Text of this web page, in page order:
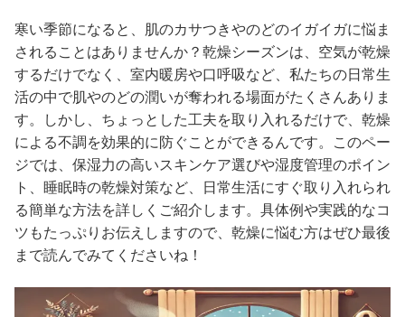
寒い季節になると、肌のカサつきやのどのイガイガに悩ま
されることはありませんか？乾燥シーズンは、空気が乾燥
するだけでなく、室内暖房や口呼吸など、私たちの日常生
活の中で肌やのどの潤いが奪われる場面がたくさんありま
す。しかし、ちょっとした工夫を取り入れるだけで、乾燥
による不調を効果的に防ぐことができるんです。このペー
ジでは、保湿力の高いスキンケア選びや湿度管理のポイン
ト、睡眠時の乾燥対策など、日常生活にすぐ取り入れられ
る簡単な方法を詳しくご紹介します。具体例や実践的なコ
ツもたっぷりお伝えしますので、乾燥に悩む方はぜひ最後
まで読んでみてくださいね！